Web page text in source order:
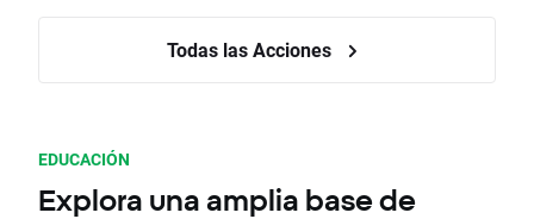
Todas las Acciones
EDUCACIÓN
Explora una amplia base de